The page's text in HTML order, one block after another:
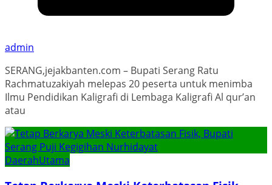
admin
SERANG,jejakbanten.com – Bupati Serang Ratu
Rachmatuzakiyah melepas 20 peserta untuk menimba
Ilmu Pendidikan Kaligrafi di Lembaga Kaligrafi Al qur’an
atau
DaerahUtama